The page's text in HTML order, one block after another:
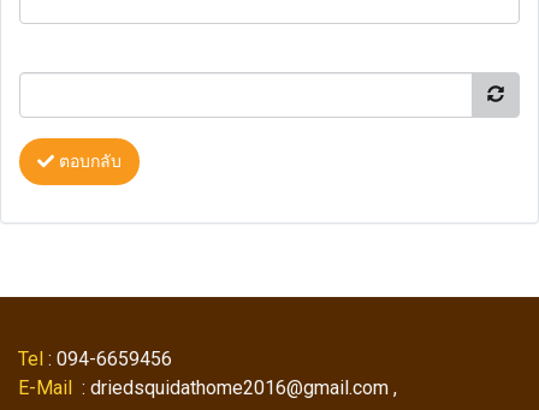
ตอบกลับ
Tel : 094-6659456
E-Mail : driedsquidathome2016@gmail.com ,